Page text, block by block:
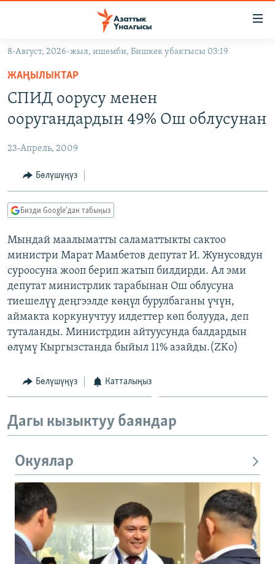
Навигацияга
өтүңүз
Издөөгө
салыңыз
ЭКОНОМИКА
МАДАНИЯТ
ДҮЙНӨ
БОРБОР АЗИЯ
УКРАИНА
АТАЙЫН ИЛИКТӨӨ
ТВ ПРОГРАММАЛАР
ЭКСПЕРТТЕР ТАЛДАЙТ
БИЗ ЖАНА ДҮЙНӨ
ДАНИСТЕ
ЭЖЕ-СИҢДИЛЕР
АЗАТТЫК+
ЫҢГАЙСЫЗ СУРООЛОР
ӨЗГӨЧӨ ПИКИР
Русский
ОНЛАЙН ШЕРИНЕ
8-Август, 2026-жыл, ишемби, Бишкек убактысы 03:19
ЖАҢЫЛЫКТАР
СПИД оорусу менен
ооругандардын 49% Ош облусунан
23-Апрель, 2009
Бөлүшүңүз
Бизди Google'дан табыңыз
Мындай маалыматты саламаттыкты сактоо
министри Марат Мамбетов депутат И. Жунусовдун
суроосуна жооп берип жатып билдирди. Ал эми
депутат министрлик тарабынан Ош облусуна
тиешелүү деңгээлде көңүл бурулбаганы үчүн,
аймакта коркунучтуу илдеттер көп болууда, деп
туталанды. Министрдин айтуусунда балдардын
өлүмү Кыргызстанда быйыл 11% азайды.(ZKo)
Бөлүшүңүз Катталыңыз
Дагы кызыктуу баяндар
Окуялар